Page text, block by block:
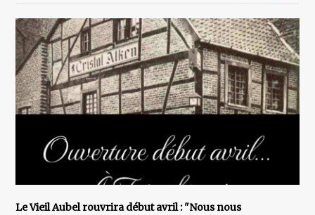
Le Vieil Aubel rouvrira début avril : "Nous nous